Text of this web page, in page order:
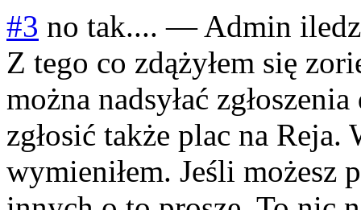
#3 no tak.... —Admin
Z tego co zdążyłem się
można nadsyłać
zgłosić także plac na
wymieniłem. Jeśli możesz